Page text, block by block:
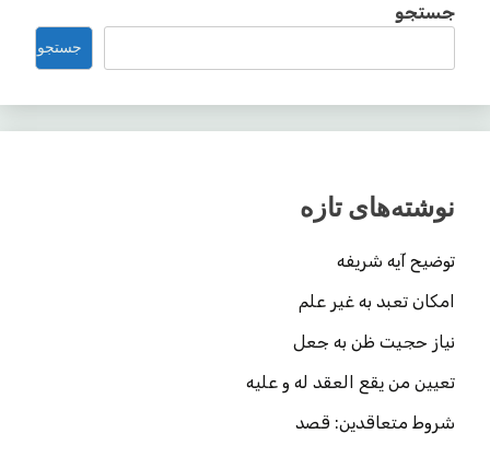
جستجو
جستجو
نوشته‌های تازه
توضیح آیه شریفه
امکان تعبد به غیر علم
نیاز حجیت ظن به جعل
تعیین من یقع العقد له و علیه
شروط متعاقدین: قصد